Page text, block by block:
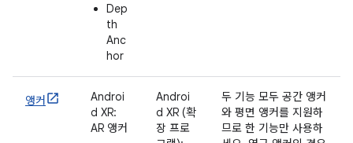
Dep
th
Anc
hor
앵커
Androi
d XR:
AR 앵커
Androi
d XR (확
장 프로
두 기능 모두 공간 앵커
와 평면 앵커를 지원하
므로 한 기능만 사용하